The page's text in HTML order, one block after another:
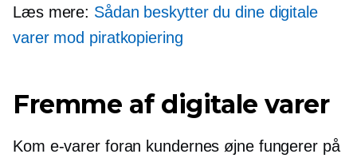
Læs mere: Sådan beskytter du dine digitale
varer mod piratkopiering
Fremme af digitale varer
Kom e-varerforan kundernes øjne fungerer på